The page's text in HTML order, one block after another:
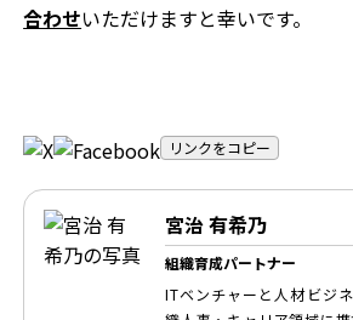
合わせいただけますと幸いです。
リンクをコピー
宮治 有希乃
組織育成パートナー
ITベンチャーと人材ビジ